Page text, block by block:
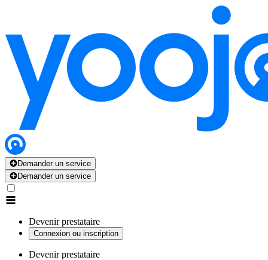
Demander un service
Demander un service
Devenir prestataire
Connexion ou inscription
Devenir prestataire